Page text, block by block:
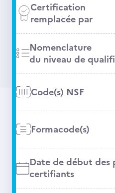
Certification
remplacée par
Nomenclature
du niveau de
Code(s) NSF
Formacode(s)
Date de début des
certifiants